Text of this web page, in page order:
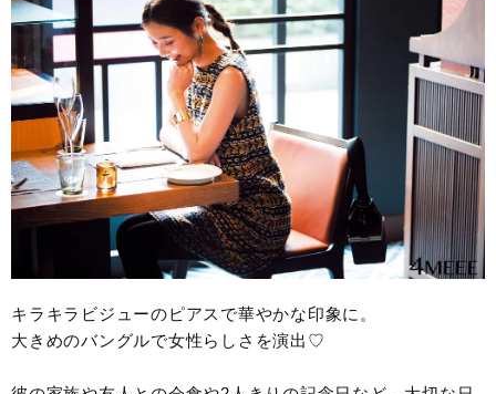
キラキラビジューのピアスで華やかな印象に。
大きめのバングルで女性らしさを演出♡